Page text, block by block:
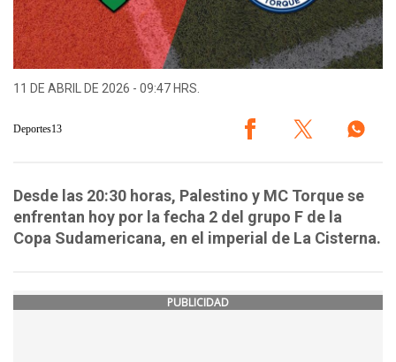
11 DE ABRIL DE 2026 - 09:47 HRS.
Deportes13
Desde las 20:30 horas, Palestino y MC Torque se
enfrentan hoy por la fecha 2 del grupo F de la
Copa Sudamericana, en el imperial de La Cisterna.
PUBLICIDAD